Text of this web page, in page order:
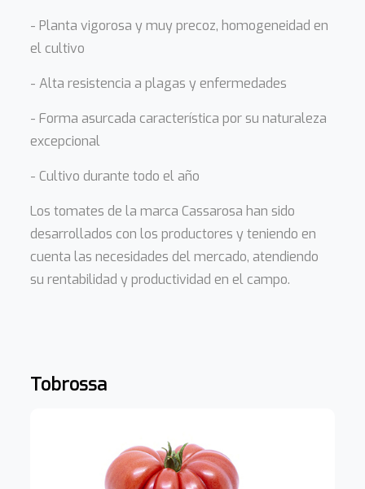
- Planta vigorosa y muy precoz, homogeneidad en
el cultivo
- Alta resistencia a plagas y enfermedades
- Forma asurcada característica por su naturaleza
excepcional
- Cultivo durante todo el año
Los tomates de la marca Cassarosa han sido
desarrollados con los productores y teniendo en
cuenta las necesidades del mercado, atendiendo
su rentabilidad y productividad en el campo.
Tobrossa